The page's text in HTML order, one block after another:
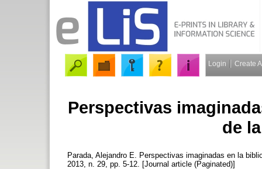
Login Create
Perspectivas
de
Parada, Alejandro E.
Perspectivas imaginadas en la
2013, n. 29, pp. 5-12. [Journal article (Paginated)]